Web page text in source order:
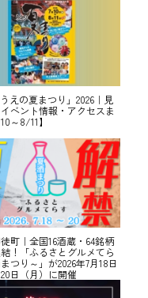
えの夏まつり」2026｜見
ベント情報・アクセスま
～8/11】
徒町｜全国16酒蔵・64銘柄
！「ふるさとグルメてら
つり～」が2026年7月18日
20日（月）に開催